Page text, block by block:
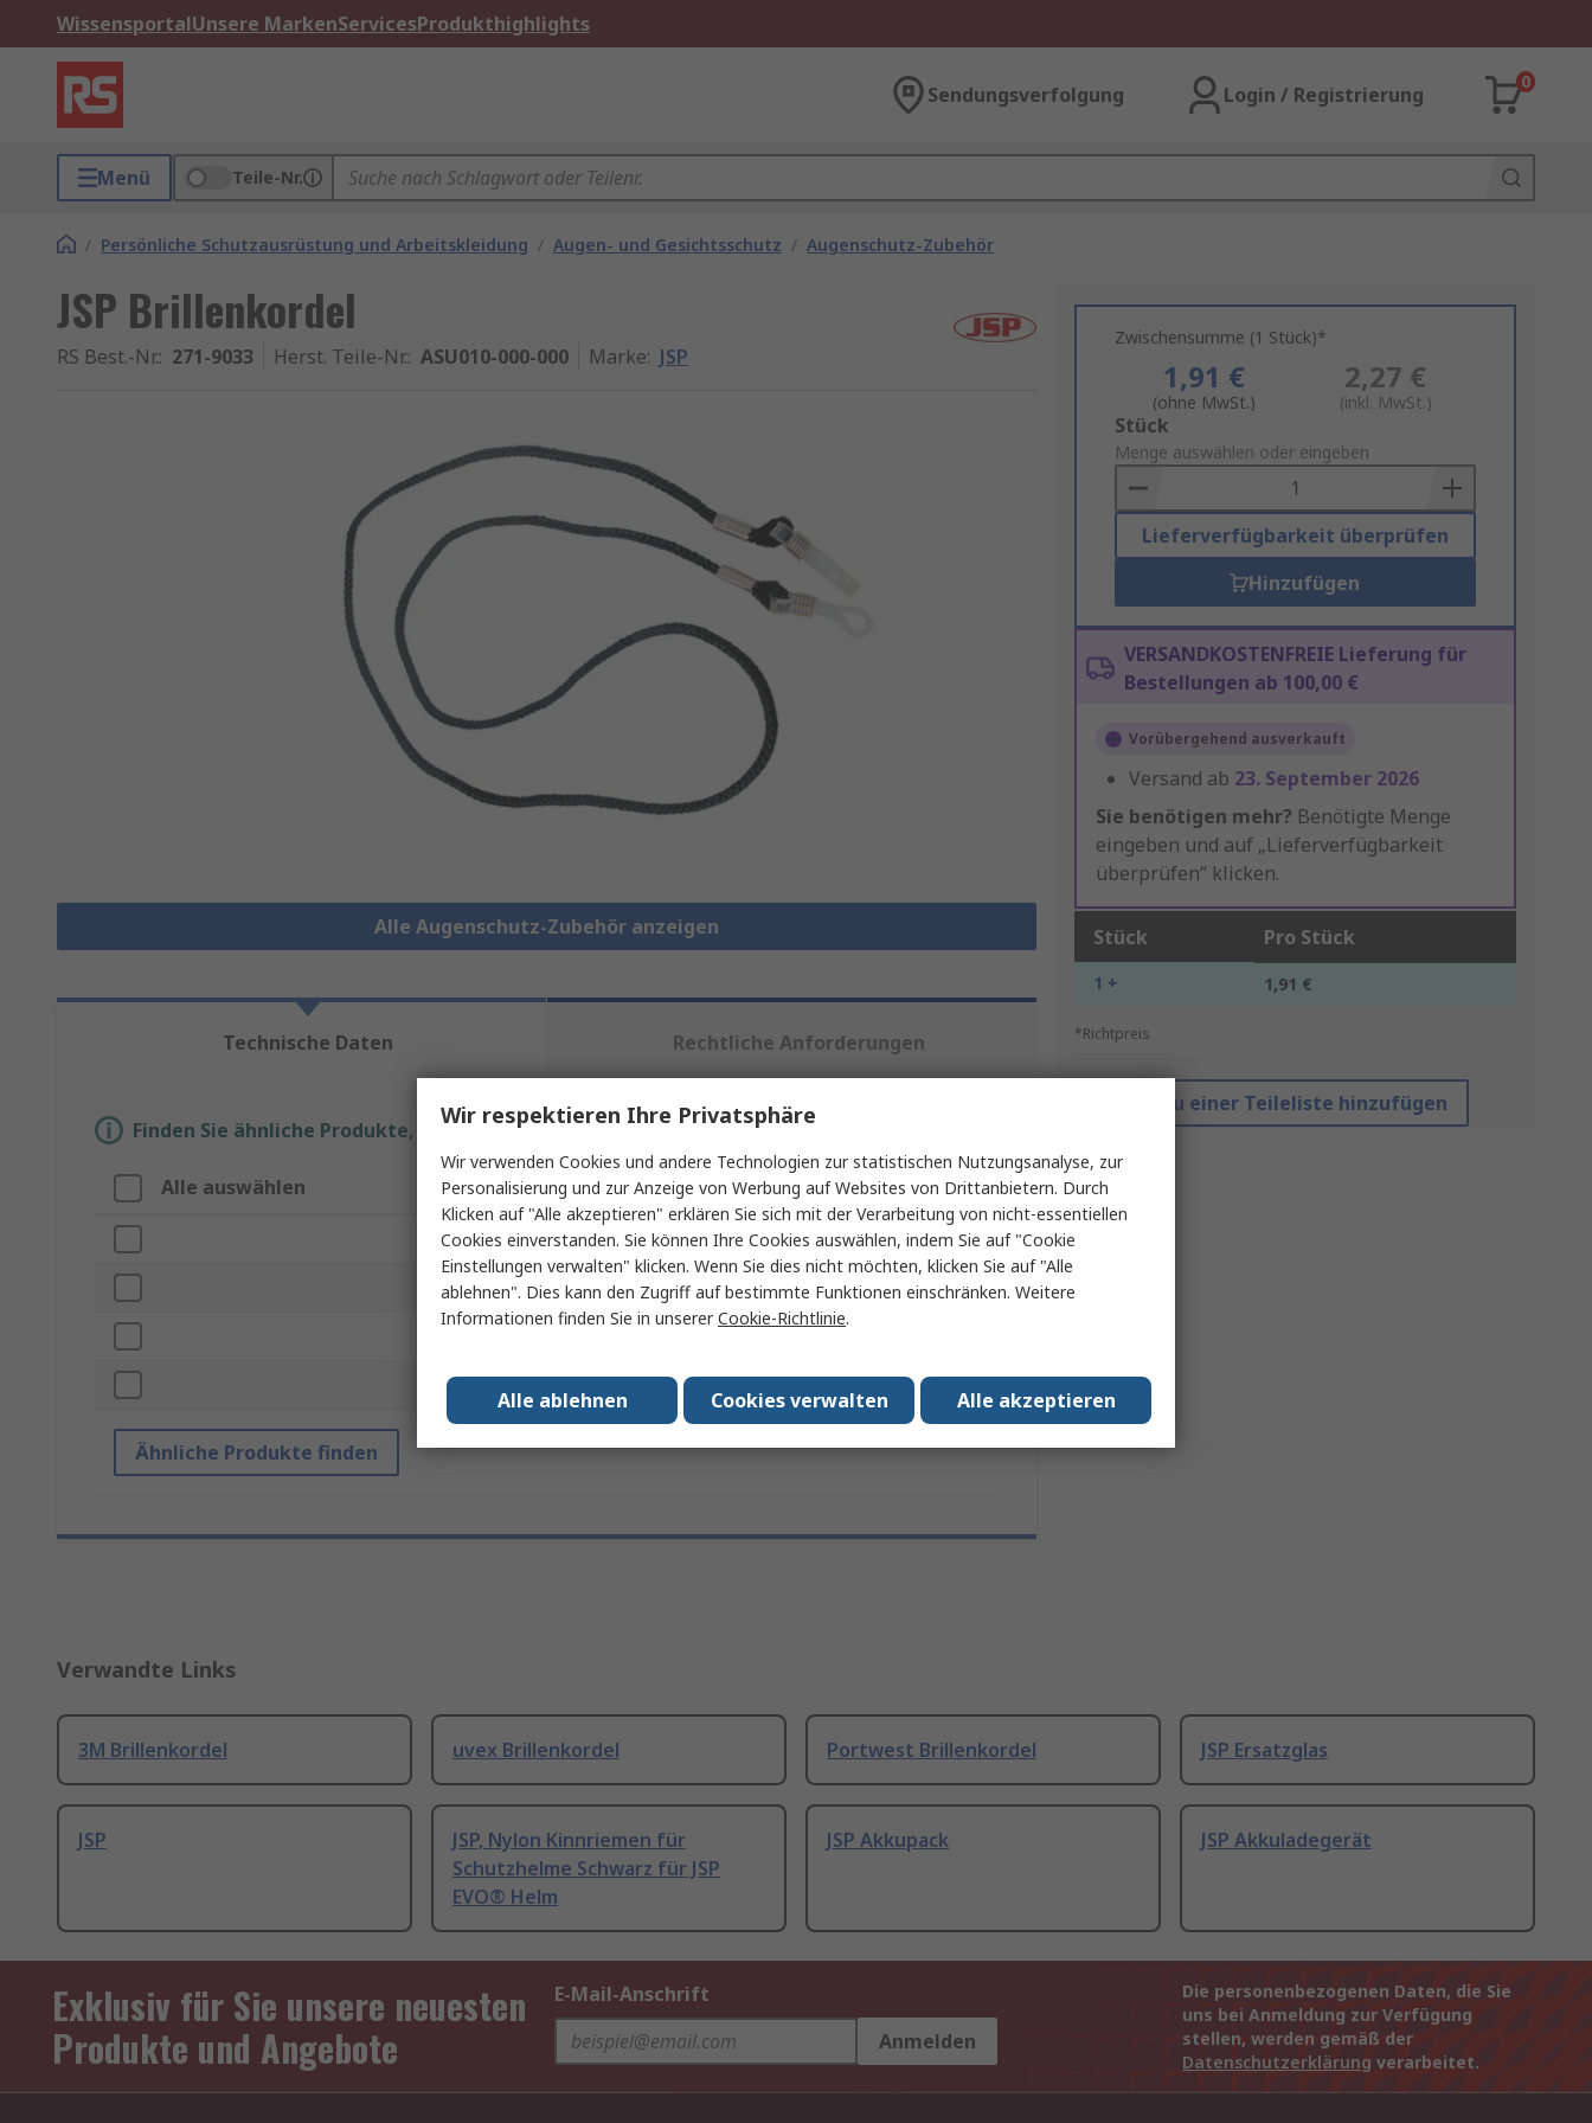
WissensportalUnsere MarkenServicesProdukthighlights
Sendungsverfolgung Login / Registrierung
0
Menü Teile-Nr.
/ Persönliche Schutzausrüstung und Arbeitskleidung / Augen- und Gesichtsschutz / Augenschutz-Zubehör
JSP Brillenkordel
RS Best.-Nr.: 271-9033 Herst. Teile-Nr.: ASU010-000-000 Marke: JSP
Alle Augenschutz-Zubehör anzeigen
Zwischensumme (1 Stück)*
1,91 €
(ohne MwSt.)
2,27 €
(inkl. MwSt.)
Add
to
Basket
Stück
Menge auswählen oder eingeben
Lieferverfügbarkeit überprüfen
Hinzufügen
VERSANDKOSTENFREIE Lieferung für
Bestellungen ab 100,00 €
Vorübergehend ausverkauft
Versand ab 23. September 2026
Sie benötigen mehr? Benötigte Menge
eingeben und auf „Lieferverfügbarkeit
überprüfen“ klicken.
Stück Pro Stück
1 + 1,91 €
*Richtpreis
Zu einer Teileliste hinzufügen
Technische Daten Rechtliche Anforderungen
Finden Sie ähnliche Produkte, indem Sie ein oder mehrere Eigenschaften auswählen.
Alle auswählen Eigenschaft Wert
Marke JSP
Subtyp Brillenkordel
Ähnliche Produkte finden
Verwandte Links
3M Brillenkordel uvex Brillenkordel Portwest Brillenkordel JSP Ersatzglas
JSP
JSP, Nylon Kinnriemen für
Schutzhelme Schwarz für JSP
EVO® Helm
JSP Akkupack JSP Akkuladegerät
Exklusiv für Sie unsere neuesten
Produkte und Angebote
E-Mail-Anschrift
Anmelden
Die personenbezogenen Daten, die Sie
uns bei Anmeldung zur Verfügung
stellen, werden gemäß der
Datenschutzerklärung verarbeitet.
Wir respektieren Ihre Privatsphäre
Wir verwenden Cookies und andere Technologien zur statistischen Nutzungsanalyse, zur
Personalisierung und zur Anzeige von Werbung auf Websites von Drittanbietern. Durch
Klicken auf "Alle akzeptieren" erklären Sie sich mit der Verarbeitung von nicht-essentiellen
Cookies einverstanden. Sie können Ihre Cookies auswählen, indem Sie auf "Cookie
Einstellungen verwalten" klicken. Wenn Sie dies nicht möchten, klicken Sie auf "Alle
ablehnen". Dies kann den Zugriff auf bestimmte Funktionen einschränken. Weitere
Informationen finden Sie in unsererCookie-Richtlinie.
Alle akzeptieren
Cookies verwalten
Alle ablehnen